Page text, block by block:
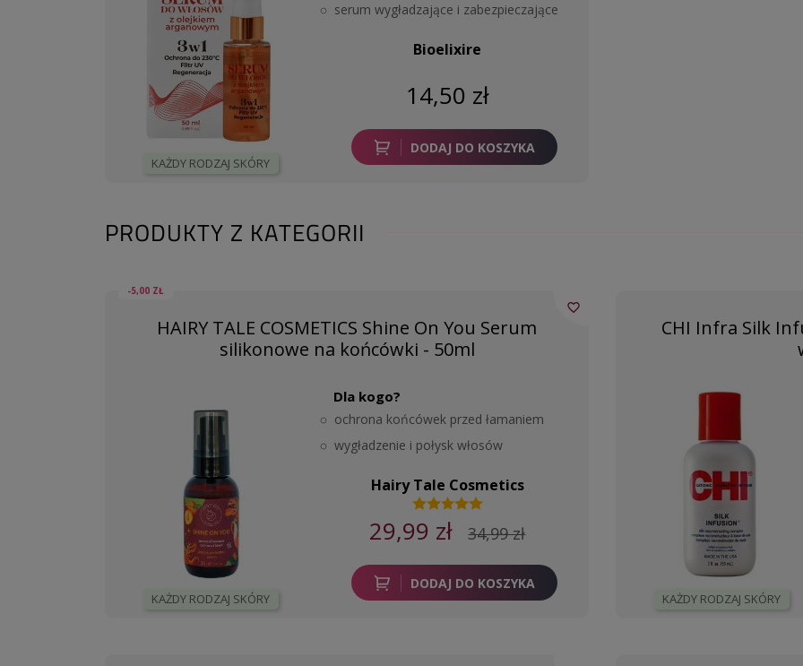
KAŻDY RODZAJ SKÓRY
serum wygładzające i zabezpieczające
Bioelixire
14,50 zł
DODAJ DO KOSZYKA
PRODUKTY Z KATEGORII
-5,00 ZŁ
HAIRY TALE COSMETICS Shine On You Serum
silikonowe na końcówki - 50ml
KAŻDY RODZAJ SKÓRY
Dla kogo?
ochrona końcówek przed łamaniem
wygładzenie i połysk włosów
Hairy Tale Cosmetics
29,99 zł 34,99 zł
DODAJ DO KOSZYKA
favorite_border
CHI Infra Silk
KAŻDY RODZAJ SKÓRY